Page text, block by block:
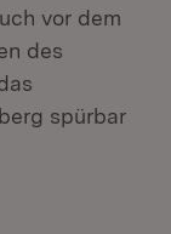
vor dem
des
spürbar